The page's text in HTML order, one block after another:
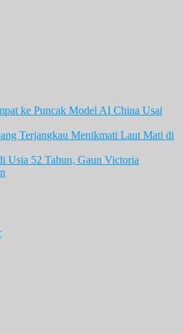
ke Puncak Model AI China Usai
Terjangkau Menikmati Laut Mati di
Usia 52 Tahun, Gaun Victoria